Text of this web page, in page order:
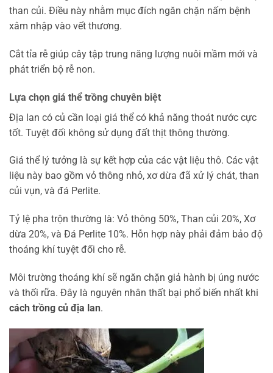
than củi. Điều này nhằm mục đích ngăn chặn nấm bệnh
xâm nhập vào vết thương.
Cắt tỉa rễ giúp cây tập trung năng lượng nuôi mầm mới và
phát triển bộ rễ non.
Lựa chọn giá thể trồng chuyên biệt
Địa lan có củ cần loại giá thể có khả năng thoát nước cực
tốt. Tuyệt đối không sử dụng đất thịt thông thường.
Giá thể lý tưởng là sự kết hợp của các vật liệu thô. Các vật
liệu này bao gồm vỏ thông nhỏ, xơ dừa đã xử lý chát, than
củi vụn, và đá Perlite.
Tỷ lệ pha trộn thường là: Vỏ thông 50%, Than củi 20%, Xơ
dừa 20%, và Đá Perlite 10%. Hỗn hợp này phải đảm bảo độ
thoáng khí tuyệt đối cho rễ.
Môi trường thoáng khí sẽ ngăn chặn giả hành bị úng nước
và thối rữa. Đây là nguyên nhân thất bại phổ biến nhất khi
cách trồng củ địa lan.